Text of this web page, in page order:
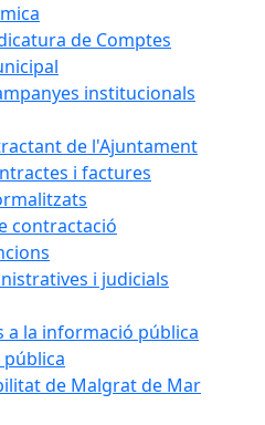
de Comptes
institucionals
de l'Ajuntament
i factures
contractació
i judicials
a la informació pública
de Malgrat de Mar